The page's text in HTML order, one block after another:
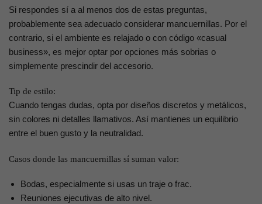
Si respondes sí a al menos dos de estas preguntas,
probablemente sea adecuado considerar mancuernillas. Por el
contrario, si el ambiente es relajado o con código «casual
business», es mejor optar por opciones más sobrias o
simplemente prescindir del accesorio.
Tip de estilo:
Cuando tengas dudas, opta por diseños discretos y metálicos,
sin colores ni detalles llamativos. Así mantienes un equilibrio
entre el buen gusto y la neutralidad.
Casos donde las mancuernillas sí suman valor:
Bodas, especialmente si usas un traje o frac.
Reuniones ejecutivas de alto nivel.